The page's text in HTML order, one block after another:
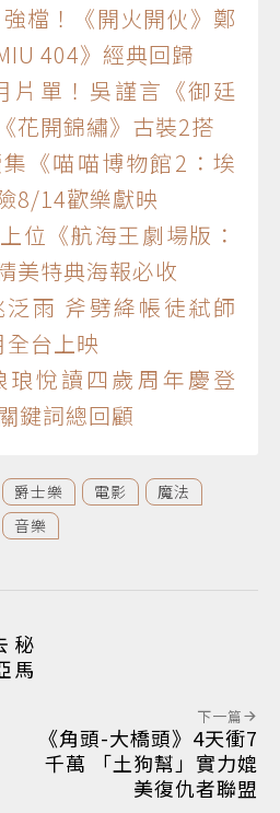
檔！《開火開伙》鄭
404》經典回歸
單！吳謹言《御廷
花開錦繡》古裝2搭
《喵喵博物館2：埃
8/14歡樂獻映
位《航海王劇場版：
美特典海報必收
雨 斧劈絳帳徒弒師
全台上映
悅讀四歲周年慶登
鍵詞總回顧
爵士樂 電影
魔法
音樂
秘
馬
下一篇
《角頭-大橋頭》4天衝7
千萬 「土狗幫」實力媲
美復仇者聯盟